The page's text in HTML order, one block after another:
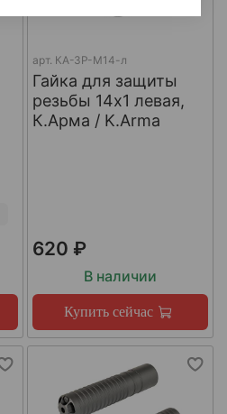
арт. КА-ЗР-М14-л
Гайка для защиты
резьбы 14x1 левая,
К.Арма / K.Arma
620 ₽
В наличии
Купить сейчас